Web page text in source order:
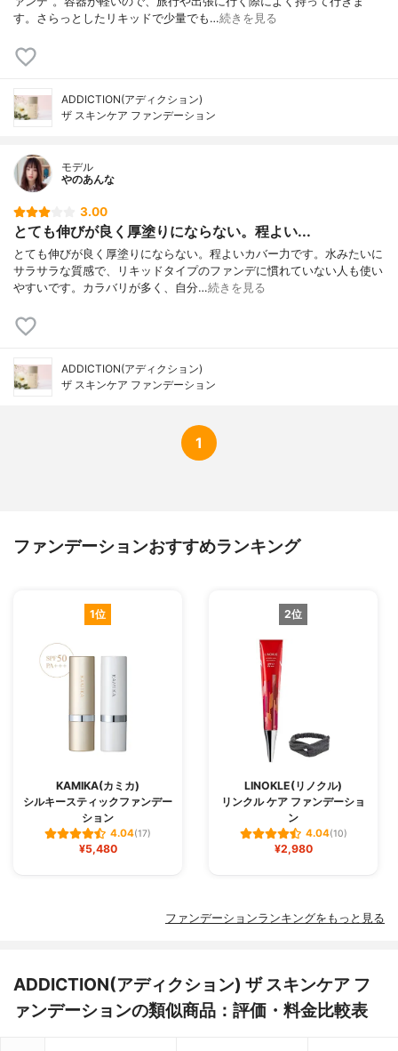
す。さらっとしたリキッドで少量でも…続きを見る
ADDICTION(アディクション)
ザ スキンケア ファンデーション
モデル
やのあんな
3.00
とても伸びが良く厚塗りにならない。程よい...
とても伸びが良く厚塗りにならない。程よいカバー力です。水みたいに
サラサラな質感で、リキッドタイプのファンデに慣れていない人も使い
やすいです。カラバリが多く、自分…続きを見る
ADDICTION(アディクション)
ザ スキンケア ファンデーション
1
ファンデーションおすすめランキング
1位
KAMIKA(カミカ)
シルキースティックファンデー
ション
4.04(17)
¥5,480
2位
LINOKLE(リノクル)
リンクル ケア ファンデーショ
ン
4.04(10)
¥2,980
ファンデーションランキングをもっと見る
ADDICTION(アディクション) ザ スキンケア フ
ァンデーションの類似商品：評価・料金比較表